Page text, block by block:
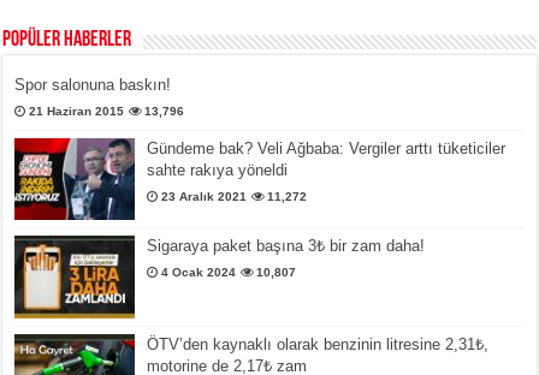
Popüler Haberler
Spor salonuna baskın!
21 Haziran 2015 13,796
Gündeme bak? Veli Ağbaba: Vergiler arttı tüketiciler
sahte rakıya yöneldi
23 Aralık 2021 11,272
Sigaraya paket başına 3₺ bir zam daha!
4 Ocak 2024 10,807
ÖTV’den kaynaklı olarak benzinin litresine 2,31₺,
motorine de 2,17₺ zam